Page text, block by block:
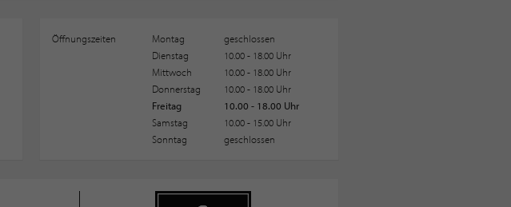
Öffnungszeiten Montag
geschlossen
Dienstag
10.00 - 18.00 Uhr
Mittwoch
10.00 - 18.00 Uhr
Donnerstag
10.00 - 18.00 Uhr
Freitag
10.00 - 18.00 Uhr
Samstag
10.00 - 15.00 Uhr
Sonntag
geschlossen